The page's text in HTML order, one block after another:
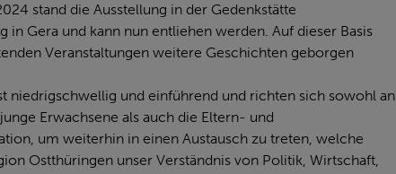
stand die Ausstellung in der Gedenkstätte
in Gera und kann nun entliehen werden. Auf dieser Basis
Veranstaltungen weitere Geschichten geborgen
niedrigschwellig und einführend und richten sich sowohl an
Erwachsene als auch die Eltern- und
um weiterhin in einen Austausch zu treten, welche
Ostthüringen unser Verständnis von Politik, Wirtschaft,